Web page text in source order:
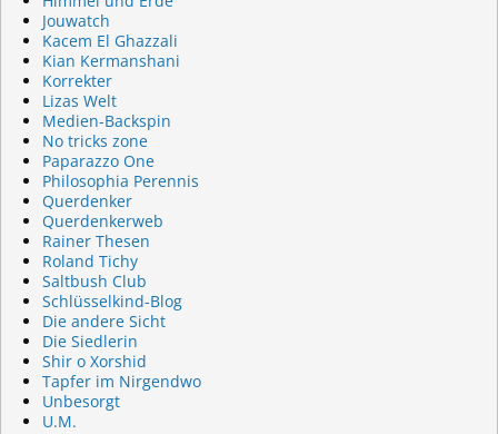
Jouwatch
Kacem El Ghazzali
Kian Kermanshani
Korrekter
Lizas Welt
Medien-Backspin
No tricks zone
Paparazzo One
Philosophia Perennis
Querdenker
Querdenkerweb
Rainer Thesen
Roland Tichy
Saltbush Club
Schlüsselkind-Blog
Die andere Sicht
Die Siedlerin
Shir o Xorshid
Tapfer im Nirgendwo
Unbesorgt
U.M.